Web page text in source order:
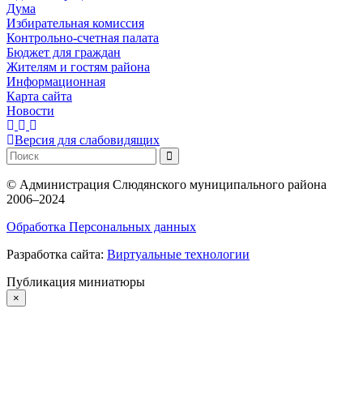
Дума
Избирательная комиссия
Контрольно-счетная палата
Бюджет для граждан
Жителям и гостям района
Информационная
Карта сайта
Новости
Версия для слабовидящих
© Администрация Слюдянского муниципального района
2006–2024
Обработка Персональных данных
Разработка сайта: Виртуальные технологии
Публикация миниатюры
×